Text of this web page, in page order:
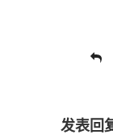
发表回